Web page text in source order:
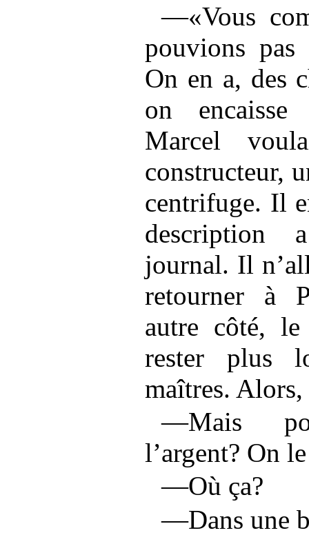
—«Vous
pouvions
On en a, des
on
Marcel
constructeur,
centrifuge. Il
description
journal. Il
retourner à
autre côté,
rester plus
maîtres.
—Mais
l’argent? On
—Où ça?
—Dans une